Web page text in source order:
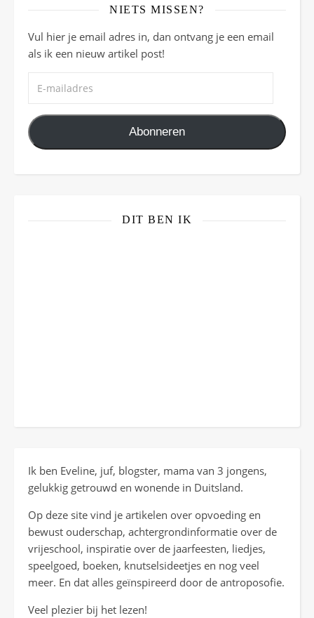
NIETS MISSEN?
Vul hier je email adres in, dan ontvang je een email
als ik een nieuw artikel post!
Abonneren
DIT BEN IK
Ik ben Eveline, juf, blogster, mama van 3 jongens,
gelukkig getrouwd en wonende in Duitsland.
Op deze site vind je artikelen over opvoeding en
bewust ouderschap, achtergrondinformatie over de
vrijeschool, inspiratie over de jaarfeesten, liedjes,
speelgoed, boeken, knutselsideetjes en nog veel
meer. En dat alles geïnspireerd door de antroposofie.
Veel plezier bij het lezen!